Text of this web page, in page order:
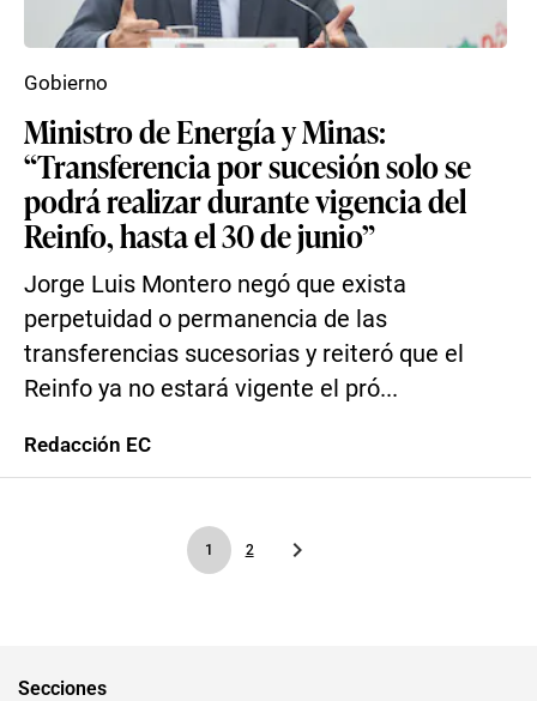
Ministro de Energía y Minas:
“Transferencia por sucesión solo se
podrá realizar durante vigencia del
Reinfo, hasta el 30 de junio”
Jorge Luis Montero negó que exista
perpetuidad o permanencia de las
transferencias sucesorias y reiteró que el
Reinfo ya no estará vigente el pró...
Gobierno
Redacción EC
1 2
Secciones